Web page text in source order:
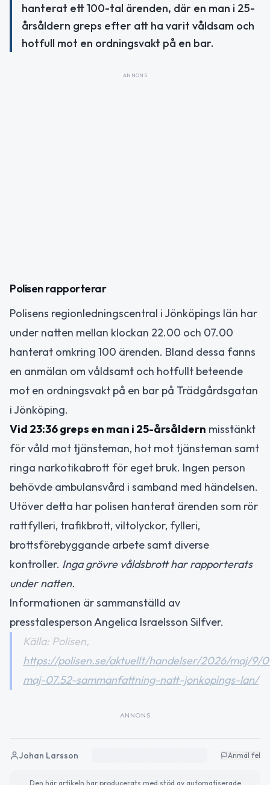
hanterat ett 100-tal ärenden, där en man i 25-
årsåldern greps efter att ha varit våldsam och
hotfull mot en ordningsvakt på en bar.
ANNONS
Polisen rapporterar
Polisens regionledningscentral i Jönköpings län har
under natten mellan klockan 22.00 och 07.00
hanterat omkring 100 ärenden. Bland dessa fanns
en anmälan om våldsamt och hotfullt beteende
mot en ordningsvakt på en bar på Trädgårdsgatan
i Jönköping.
Vid 23:36 greps en man i 25-årsåldern misstänkt
för våld mot tjänsteman, hot mot tjänsteman samt
ringa narkotikabrott för eget bruk. Ingen person
behövde ambulansvård i samband med händelsen.
Utöver detta har polisen hanterat ärenden som rör
rattfylleri, trafikbrott, viltolyckor, fylleri,
brottsförebyggande arbete samt diverse
kontroller. Inga grövre våldsbrott har rapporterats
under natten.
Informationen är sammanställd av
presstalesperson Angelica Israelsson Silfver.
Källa: Polisen,
https://polisen.se/aktuellt/handelser/2026/maj/9/
maj-07.52-sammanfattning-natt-jonkopings-lan/
ANNONS
Johan Larsson Anmäl fel
Den här artikeln har producerats med stöd av automatiserade